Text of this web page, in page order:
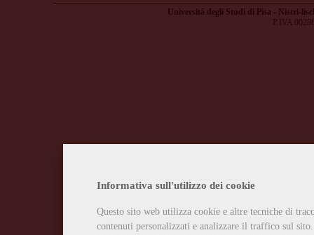
Informativa sull'utilizzo dei cookie
Questo sito web utilizza cookie e altre tecniche di
contenuti personalizzati e analizzare il traffico sul sito.
Università degli Studi di Pisa - Nistri-
P.IVA